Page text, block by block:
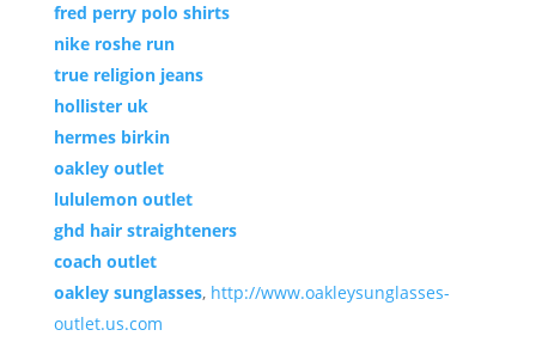
fred perry polo shirts
nike roshe run
true religion jeans
hollister uk
hermes birkin
oakley outlet
lululemon outlet
ghd hair straighteners
coach outlet
oakley sunglasses, http://www.oakleysunglasses-
outlet.us.com